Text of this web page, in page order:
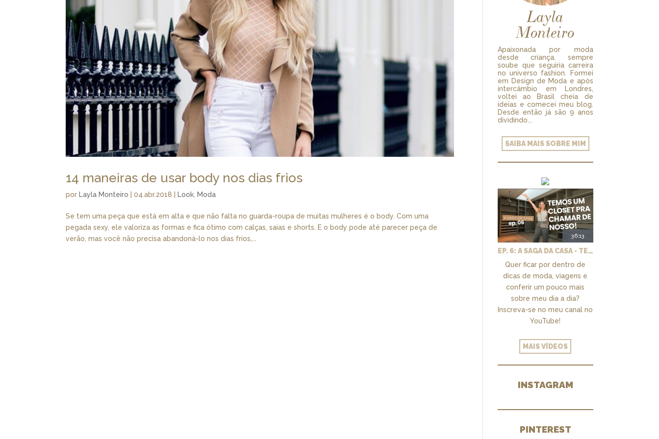
14 maneiras de usar body nos dias frios
porLayla Monteiro |04.abr.2018 |Look,Moda
Se tem uma peça que está em alta e que não falta no guarda-roupa de muitas mulheres é o body. Com uma
pegada sexy, ele valoriza as formas e fica ótimo com calças, saias e shorts. E o body pode até parecer peça de
verão, mas você não precisa abandoná-lo nos dias frios,...
Layla
Monteiro
Apaixonada por moda
desde criança, sempre
soube que seguiria carreira
no universo fashion. Formei
em Design de Moda e após
intercâmbio em Londres,
voltei ao Brasil cheia de
ideias e comecei meu blog.
Desde então já são 9 anos
dividindo...
SAIBA MAIS SOBRE MIM
36:13
EP. 6: A SAGA DA CASA - TEMOS UM CLOSET PRA CHAMAR DE NOSSO + MARCENARIA E PAISAGISMO
Quer ficar por dentro de
dicas de moda, viagens e
conferir um pouco mais
sobre meu dia a dia?
Inscreva-se no meu canal no
YouTube!
MAIS VÍDEOS
INSTAGRAM
PINTEREST